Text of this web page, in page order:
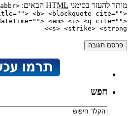
מותר להעזר בסימני HTML הבאים:
<b> <blockquote cite="">
<em> <i> <q cite="">
<s> <strike> <strong>
חפש